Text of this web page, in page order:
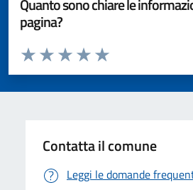
Quanto sono chiare le
pagina?
Valuta da 1 a 5 stelle la pagina
Valuta 5 stelle su 5
Valuta 4 stelle su 5
Valuta 3 stelle su 5
Valuta 2 stelle su 5
Valuta 1 stelle su 5
Contatta il comune
Leggi le domande